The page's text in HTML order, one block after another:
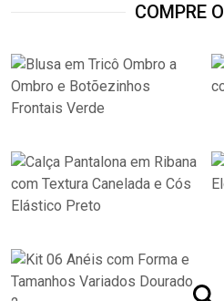
COMPRE O